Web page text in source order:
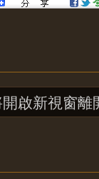
啟新視窗離